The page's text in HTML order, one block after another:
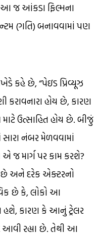
આ જ આંકડા ફિલ્મના
(ગતિ) બનાવવામાં પણ
કહે છે, “પેઇડ પ્રિવ્યૂઝ
કરાવનારા હોય છે, કારણ
માટે ઉત્સાહિત હોય છે. બીજું
સારા નંબર મેળવવામાં
જ માર્ગ પર કામ કરશે?
છે અને દરેક એક્ટરનો
છે કે, લોકો આ
હશે, કારણ કે આનું ટ્રેલર
રહ્યા છે. તેથી આ